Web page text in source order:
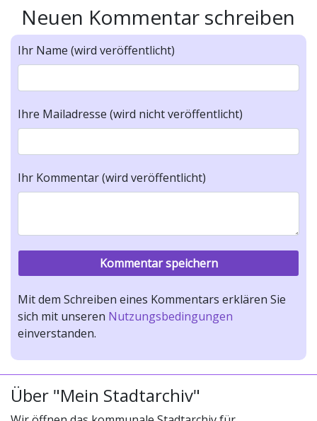
Neuen Kommentar schreiben
Ihr Name (wird veröffentlicht)
Ihre Mailadresse (wird nicht veröffentlicht)
Ihr Kommentar (wird veröffentlicht)
Mit dem Schreiben eines Kommentars erklären Sie
sich mit unseren Nutzungsbedingungen
einverstanden.
Über "Mein Stadtarchiv"